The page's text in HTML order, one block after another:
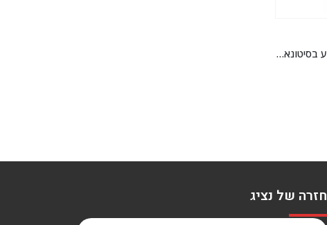
מיילר כתר רוז גולד 36 אינ'ץ *מגיע בסיטונאות חבילה של 5 יח'*
חזרה של נציג